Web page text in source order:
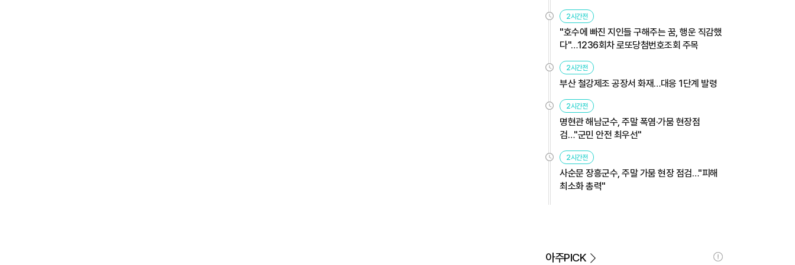
外
2시간전
"호수에 빠진 지인들 구해주는 꿈, 행운 직감했
다"…1236회차 로또당첨번호조회 주목
2시간전
부산 철강제조 공장서 화재…대응 1단계 발령
2시간전
명현관 해남군수, 주말 폭염·가뭄 현장점
검…"군민 안전 최우선"
2시간전
사순문 장흥군수, 주말 가뭄 현장 점검…"피해
최소화 총력"
아주PICK